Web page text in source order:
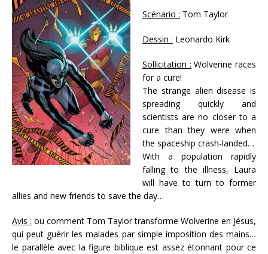
Scénario : Tom Taylor
Dessin : Leonardo Kirk
Sollicitation : Wolverine races
for a cure!
The strange alien disease is
spreading quickly and
scientists are no closer to a
cure than they were when
the spaceship crash-landed…
With a population rapidly
falling to the illness, Laura
will have to turn to former
allies and new friends to save the day…
Avis : ou comment Tom Taylor transforme Wolverine en Jésus,
qui peut guérir les malades par simple imposition des mains…
le parallèle avec la figure biblique est assez étonnant pour ce